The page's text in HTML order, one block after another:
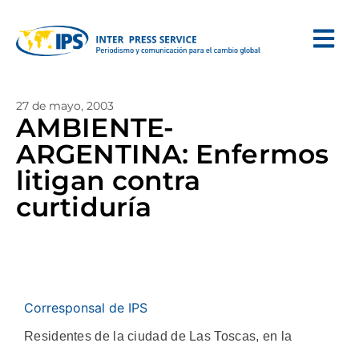
27 de mayo, 2003
AMBIENTE-
ARGENTINA: Enfermos
litigan contra
curtiduría
Corresponsal de IPS
Residentes de la ciudad de Las Toscas, en la